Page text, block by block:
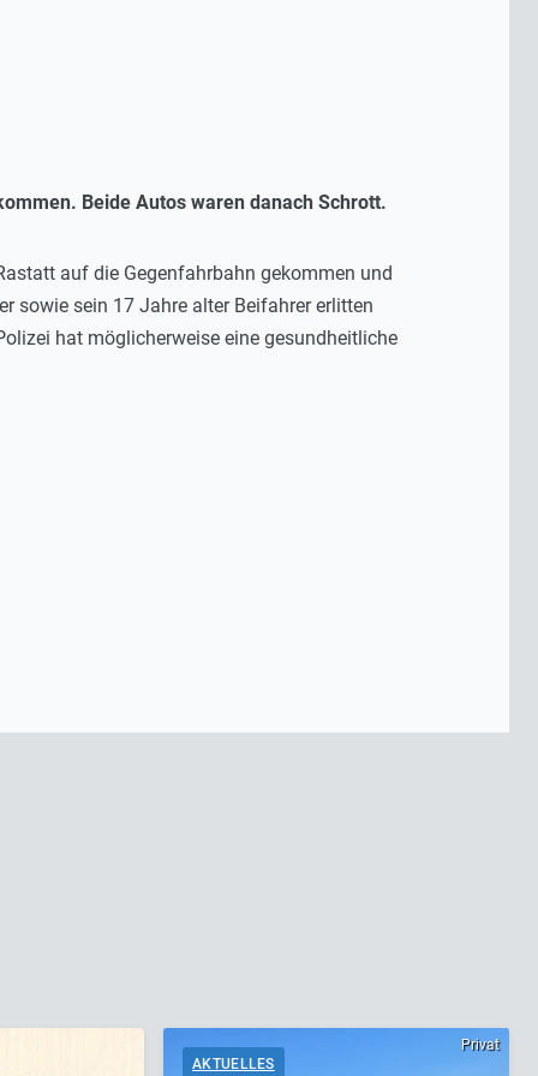
Beide Autos waren danach Schrott.
auf die Gegenfahrbahn gekommen und
sowie sein 17 Jahre alter Beifahrer erlitten
hat möglicherweise eine gesundheitliche
Privat
AKTUELLES